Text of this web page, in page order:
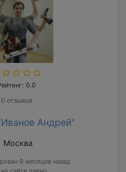
0.0
0 отзывов
Андрей"
Москва
9 месяцев назад